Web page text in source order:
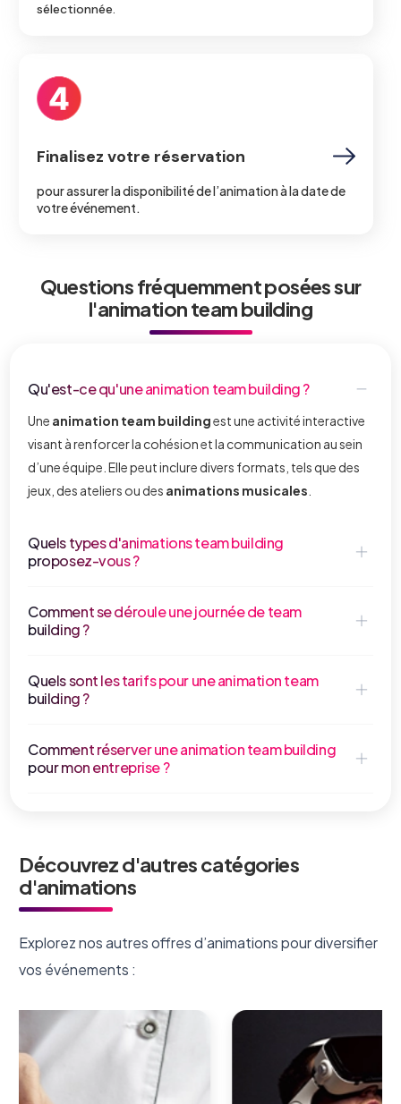
sélectionnée.
Finalisez votre réservation
pour assurer la disponibilité de l’animation à la date de
votre événement.
Questions fréquemment posées sur
l'animation team building
Qu'est-ce qu'une animation team building ?
Une animation team buildingest une activité interactive
visant à renforcer la cohésion et la communication au sein
d’une équipe. Elle peut inclure divers formats, tels que des
jeux, des ateliers ou des animations musicales
Quels types d'animations team building
proposez-vous ?
Comment se déroule une journée de team
building ?
Quels sont les tarifs pour une animation team
building ?
Comment réserver une animation team building
pour mon entreprise ?
Découvrez d'autres catégories
d'animations
Explorez nos autres offres d’animations pour diversifier
vos événements :